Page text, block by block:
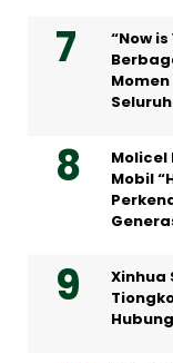
“Now
Mobil
Xinhua